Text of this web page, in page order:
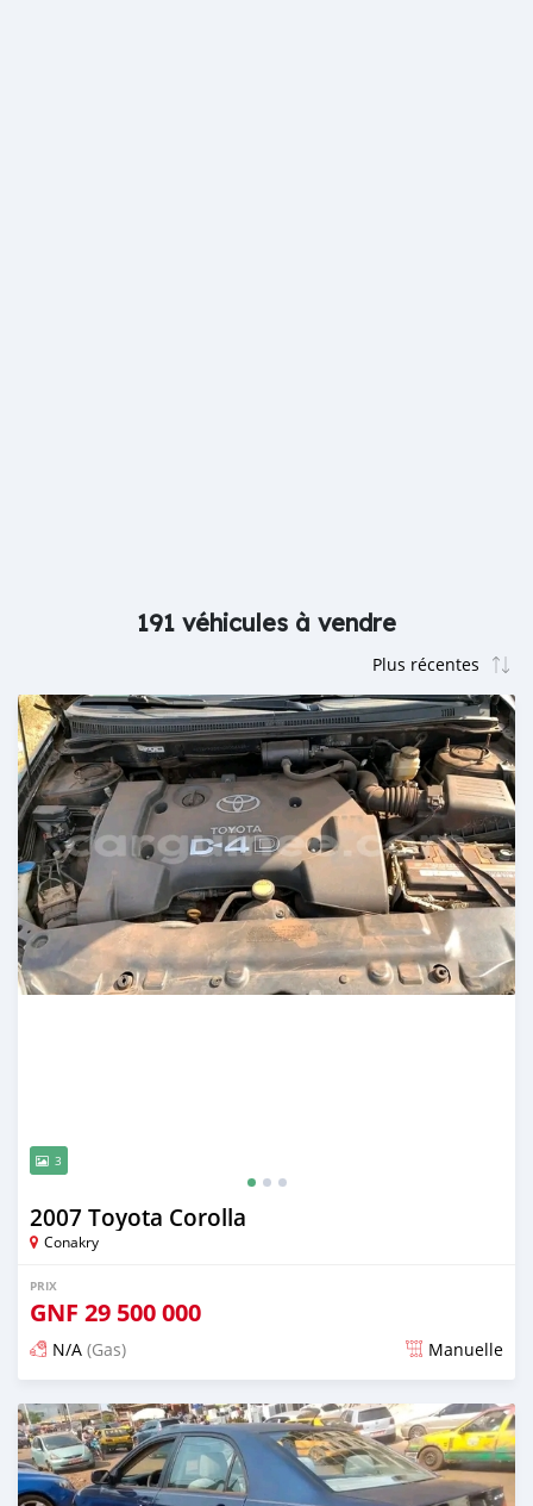
191 véhicules à vendre
3
2007 Toyota Corolla
Conakry
PRIX
GNF 29 500 000
N/A (Gas) Manuelle
Publié il y a plus de 2 ans